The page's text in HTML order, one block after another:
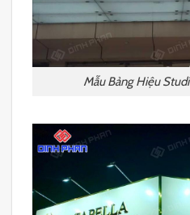
Mẫu Bảng Hiệu